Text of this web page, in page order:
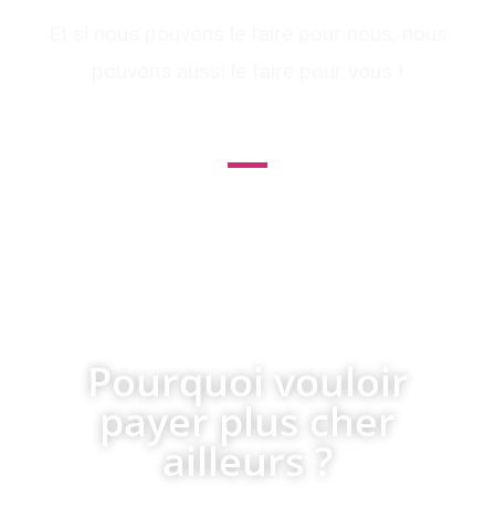
Pourquoi vouloir
payer plus cher
ailleurs ?